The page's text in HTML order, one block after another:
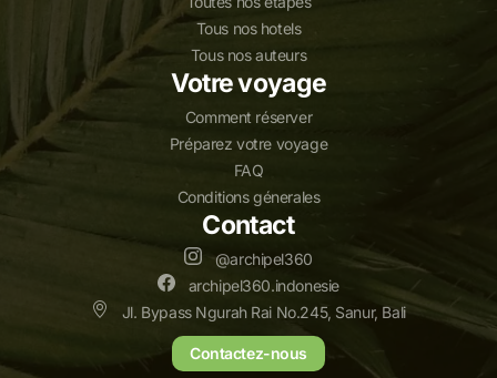
Tous nos hotels
Tous nos auteurs
Votre voyage
Comment réserver
Préparez votre voyage
FAQ
Conditions génerales
Contact
@archipel360
archipel360.indonesie
Jl. Bypass Ngurah Rai No.245, Sanur, Bali
Contactez-nous